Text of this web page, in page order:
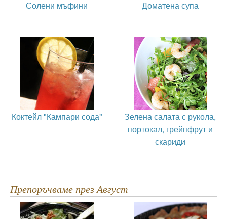
Солени мъфини Доматена супа
Коктейл "Кампари сода"
Зелена салата с рукола,
портокал, грейпфрут и
скариди
Препоръчваме през Август